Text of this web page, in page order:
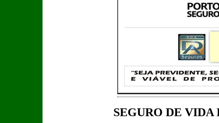
SEGURO DE VIDA